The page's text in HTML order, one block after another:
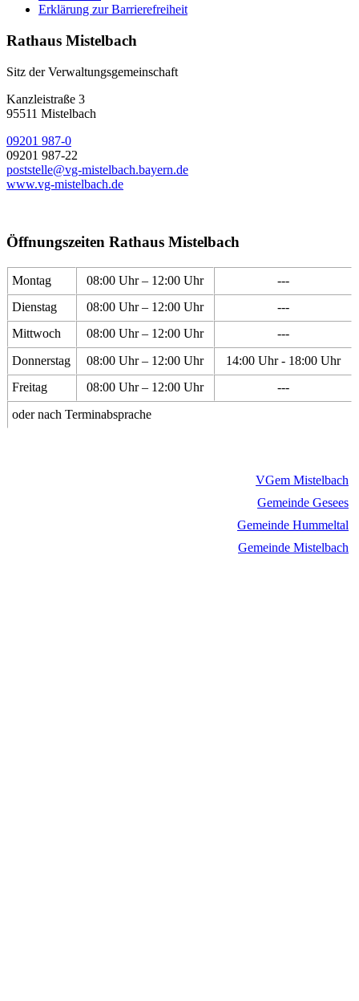
Erklärung zur Barrierefreiheit
Rathaus Mistelbach
Sitz der Verwaltungsgemeinschaft
Kanzleistraße 3
95511 Mistelbach
09201 987-0
09201 987-22
poststelle@vg-mistelbach.bayern.de
www.vg-mistelbach.de
Öffnungszeiten Rathaus Mistelbach
Montag 08:00 Uhr – 12:00 Uhr
---
Dienstag
08:00 Uhr – 12:00 Uhr
---
Mittwoch
08:00 Uhr – 12:00 Uhr
---
Donnerstag
08:00 Uhr – 12:00 Uhr
14:00 Uhr - 18:00 Uhr
Freitag
08:00 Uhr – 12:00 Uhr
---
oder nach Terminabsprache
VGem Mistelbach
Gemeinde Gesees
Gemeinde Hummeltal
Gemeinde Mistelbach